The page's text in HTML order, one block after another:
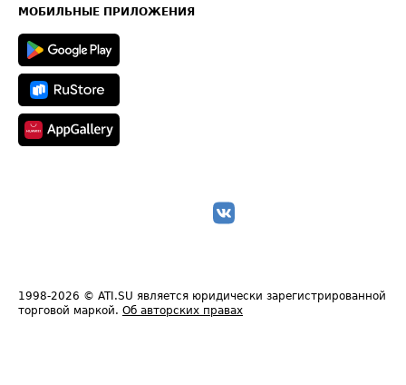
Техническая информация
МОБИЛЬНЫЕ ПРИЛОЖЕНИЯ
1998-2026 © ATI.SU является юридически зарегистрированной
торговой маркой. Об авторских правах